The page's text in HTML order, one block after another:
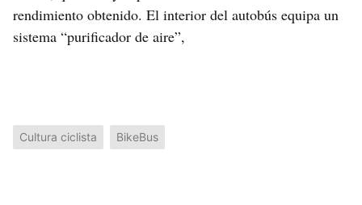
rendimiento obtenido. El interior del autobús equipa un
sistema “purificador de aire”,
Cultura ciclista BikeBus